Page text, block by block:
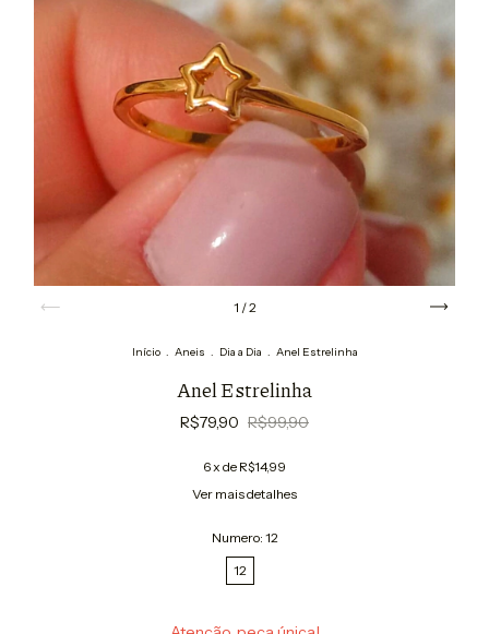
1 /2
Início . Aneis . Dia a Dia . Anel Estrelinha
Anel Estrelinha
R$79,90 R$99,90
6x de R$14,99
Ver mais detalhes
Numero: 12
12